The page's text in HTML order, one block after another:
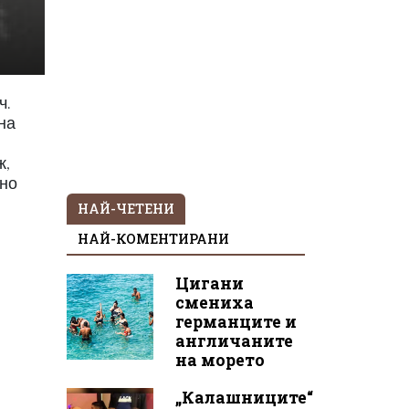
НАЙ-ЧЕТЕНИ
НАЙ-КОМЕНТИРАНИ
Цигани
смениха
германците и
англичаните
на морето
„Калашниците“